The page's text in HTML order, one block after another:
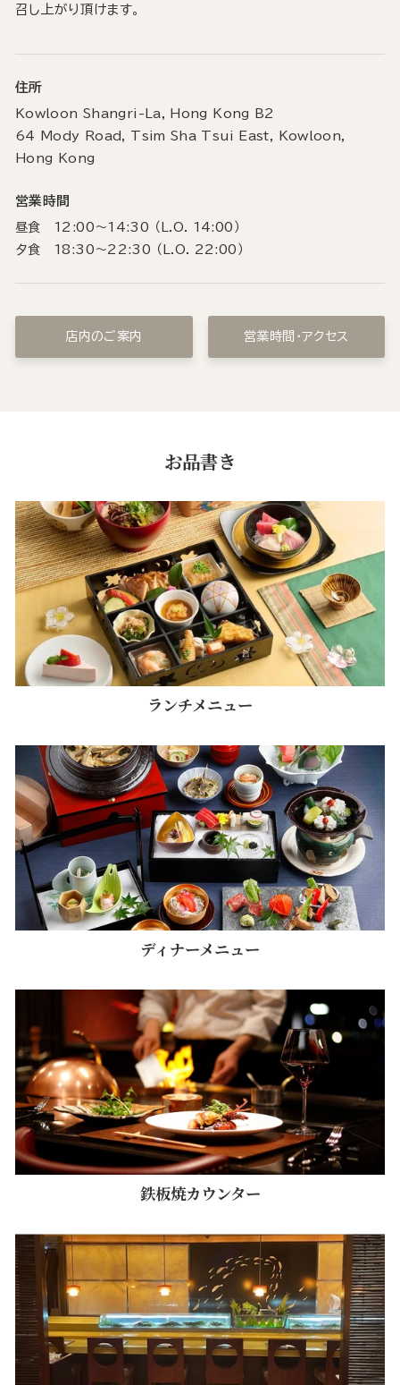
召し上がり頂けます。
住所
Kowloon Shangri-La, Hong Kong B2
64 Mody Road, Tsim Sha Tsui East, Kowloon,
Hong Kong
営業時間
昼食 12:00～14:30 （L.O. 14:00）
夕食 18:30～22:30 （L.O. 22:00）
店内のご案内 営業時間・アクセス
お品書き
ランチメニュー
ディナーメニュー
鉄板焼カウンター